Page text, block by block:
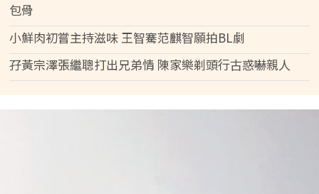
包骨
小鮮肉初嘗主持滋味 王智騫范麒智願拍BL劇
孖黃宗澤張繼聰打出兄弟情 陳家樂剃頭行古惑嚇親人